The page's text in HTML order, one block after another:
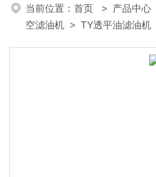
当前位置：首页 > 产品中心
空滤油机 > TY透平油滤油机